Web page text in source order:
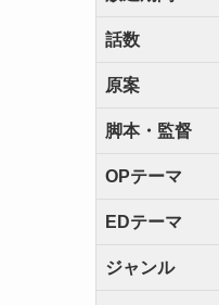
話数
原案
脚本・監督
OPテーマ
EDテーマ
ジャンル